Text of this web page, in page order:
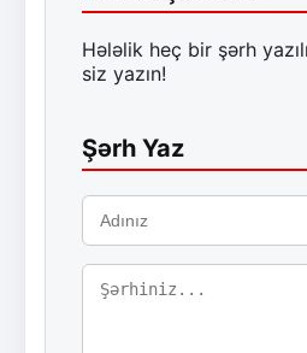
Hələlik heç bir şərh
siz yazın!
Şərh Yaz